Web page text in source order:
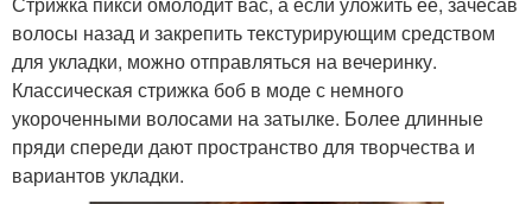
волосы назад и закрепить текстурирующим средством
для укладки, можно отправляться на вечеринку.
Классическая стрижка боб в моде с немного
укороченными волосами на затылке. Более длинные
пряди спереди дают пространство для творчества и
вариантов укладки.